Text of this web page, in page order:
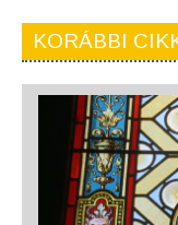
KORÁBBI